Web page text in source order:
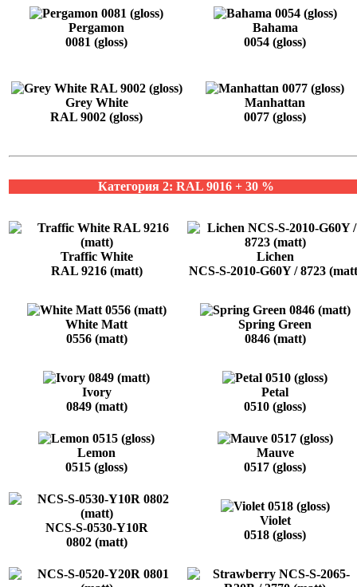
Pergamon
0081 (gloss)
Bahama
0054 (gloss)
Grey White
RAL 9002 (gloss)
Manhattan
0077 (gloss)
Категория 2: RAL 9016 + 30 %
Traffic White
RAL 9216 (matt)
Lichen
NCS-S-2010-G60Y / 8723
White Matt
0556 (matt)
Spring Green
0846 (matt)
Ivory
0849 (matt)
Petal
0510 (gloss)
Lemon
0515 (gloss)
Mauve
0517 (gloss)
NCS-S-0530-Y10R
0802 (matt)
Violet
0518 (gloss)